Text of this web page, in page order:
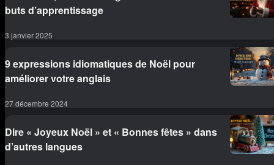
buts d’apprentissage
3 janvier 2025
9 expressions idiomatiques de Noël pour
améliorer votre anglais
27 décembre 2024
Dire « Joyeux Noël » et « Bonnes fêtes » dans
d’autres langues